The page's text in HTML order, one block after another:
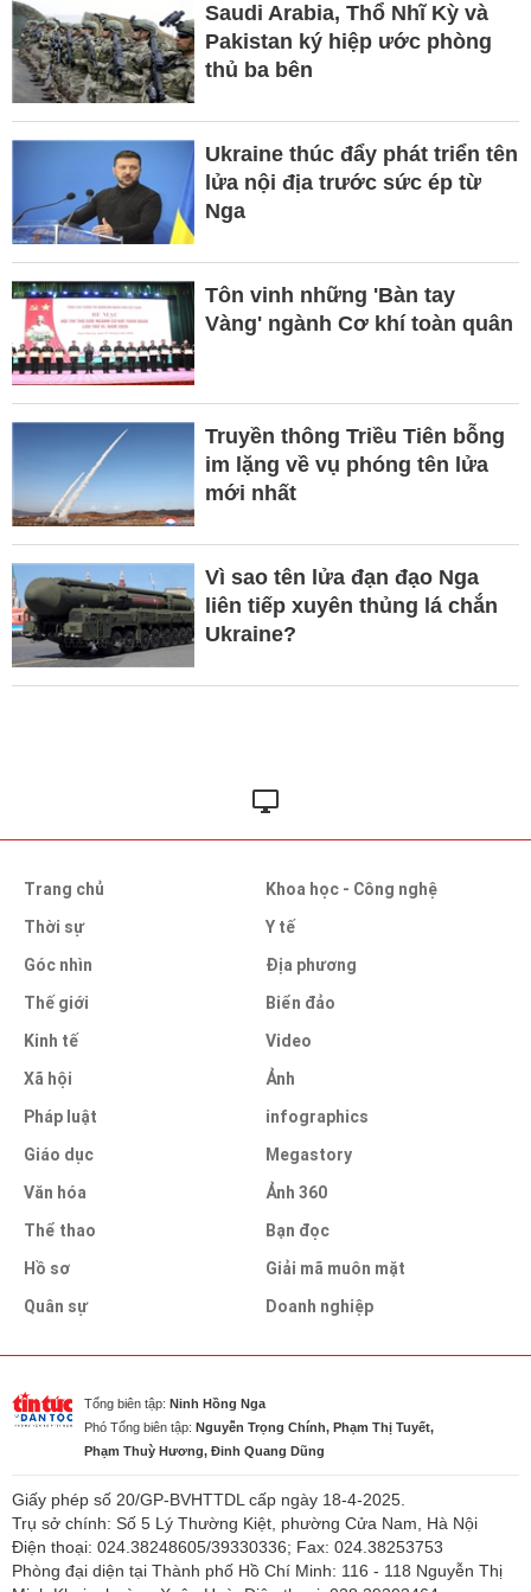
Saudi Arabia, Thổ Nhĩ Kỳ và
Pakistan ký hiệp ước phòng
thủ ba bên
Ukraine thúc đẩy phát triển tên
lửa nội địa trước sức ép từ
Nga
Tôn vinh những 'Bàn tay
Vàng' ngành Cơ khí toàn quân
Truyền thông Triều Tiên bỗng
im lặng về vụ phóng tên lửa
mới nhất
Vì sao tên lửa đạn đạo Nga
liên tiếp xuyên thủng lá chắn
Ukraine?
Trang chủ
Thời sự
Góc nhìn
Thế giới
Kinh tế
Xã hội
Pháp luật
Giáo dục
Văn hóa
Thể thao
Hồ sơ
Quân sự
Khoa học - Công nghệ
Y tế
Địa phương
Biển đảo
Video
Ảnh
infographics
Megastory
Ảnh 360
Bạn đọc
Giải mã muôn mặt
Doanh nghiệp
Tổng biên tập: Ninh Hồng Nga
Phó Tổng biên tập: Nguyễn Trọng Chính, Phạm Thị Tuyết,
Phạm Thuỳ Hương, Đinh Quang Dũng
Giấy phép số 20/GP-BVHTTDL cấp ngày 18-4-2025.
Trụ sở chính: Số 5 Lý Thường Kiệt, phường Cửa Nam, Hà Nội
Điện thoại: 024.38248605/39330336; Fax: 024.38253753
Phòng đại diện tại Thành phố Hồ Chí Minh: 116 - 118 Nguyễn Thị